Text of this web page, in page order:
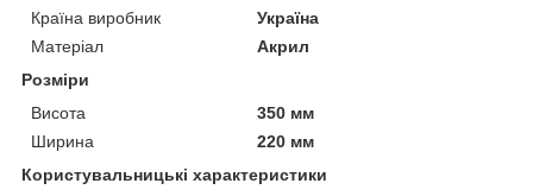
Країна виробник
Україна
Матеріал
Акрил
Розміри
Висота
350 мм
Ширина
220 мм
Користувальницькі характеристики